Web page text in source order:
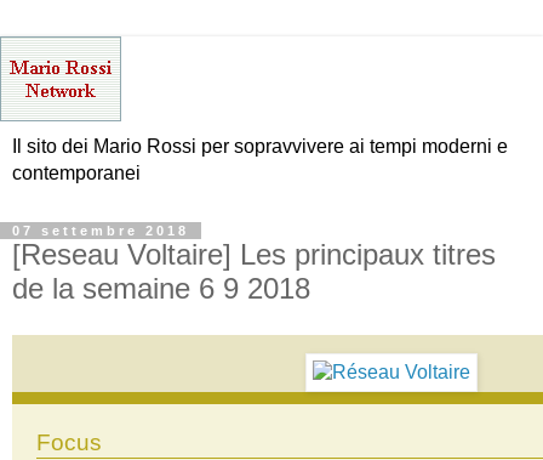
Il sito dei Mario Rossi per sopravvivere ai tempi moderni e
contemporanei
07 settembre 2018
[Reseau Voltaire] Les principaux titres
de la semaine 6 9 2018
Focus